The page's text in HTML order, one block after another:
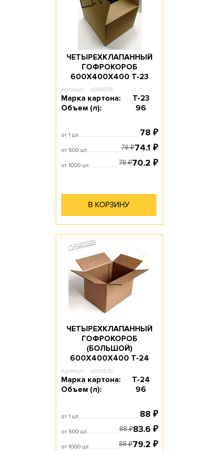
ЧЕТЫРЕХКЛАПАННЫЙ
ГОФРОКОРОБ
600Х400Х400 T-23
Артикул: c008076
Марка картона:
Т-23
Объем (л):
96
от 1 шт. 78 ₽
от 500 шт. 78₽74.1 ₽
от 1000 шт. 78₽70.2 ₽
В КОРЗИНУ
ЧЕТЫРЕХКЛАПАННЫЙ
ГОФРОКОРОБ
(БОЛЬШОЙ)
600Х400Х400 T-24
Артикул: c005570
Марка картона:
Т-24
Объем (л):
96
от 1 шт. 88 ₽
от 500 шт. 88₽83.6 ₽
от 1000 шт. 88₽79.2 ₽